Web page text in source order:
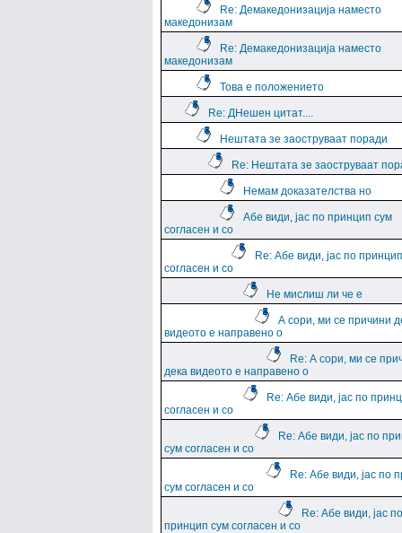
Re: Демакедонизација наместо
македонизам
Re: Демакедонизација наместо
македонизам
Това е положението
Re: ДНешен цитат....
Нештата зе заоструваат поради
Re: Нештата зе заоструваат
Немам доказателства но
Абе види, јас по принцип сум
согласен и со
Re: Абе види, јас по
согласен и со
Не мислиш ли че е
А сори, ми се причини
видеото е направено о
Re: А сори, ми се
дека видеото е направено о
Re: Абе види, јас по
согласен и со
Re: Абе види, јас по
сум согласен и со
Re: Абе види, јас по
сум согласен и со
Re: Абе види, јас по
принцип сум согласен и со